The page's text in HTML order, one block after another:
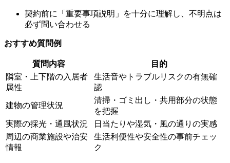
契約前に「重要事項説明」を十分に理解し、不明点は
必ず問い合わせる
おすすめ質問例
質問内容
目的
隣室・上下階の入居者
属性
生活音やトラブルリスクの有無確
認
建物の管理状況
清掃・ゴミ出し・共用部分の状態
を把握
実際の採光・通風状況
日当たりや湿気・風の通りの実感
周辺の商業施設や治安
情報
生活利便性や安全性の事前チェッ
ク